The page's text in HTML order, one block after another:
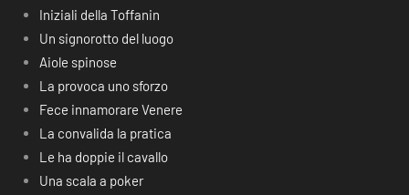
Iniziali della Toffanin
Un signorotto del luogo
Aiole spinose
La provoca uno sforzo
Fece innamorare Venere
La convalida la pratica
Le ha doppie il cavallo
Una scala a poker